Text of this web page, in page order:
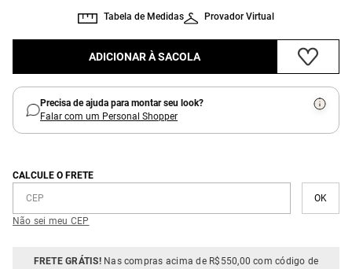
Provador Virtual
Tabela de Medidas
ADICIONAR À SACOLA
Precisa de ajuda para montar seu look?
Falar com um Personal Shopper
CALCULE O FRETE
Não sei meu CEP
FRETE GRÁTIS!Nas compras acima de R$550,00 com código de